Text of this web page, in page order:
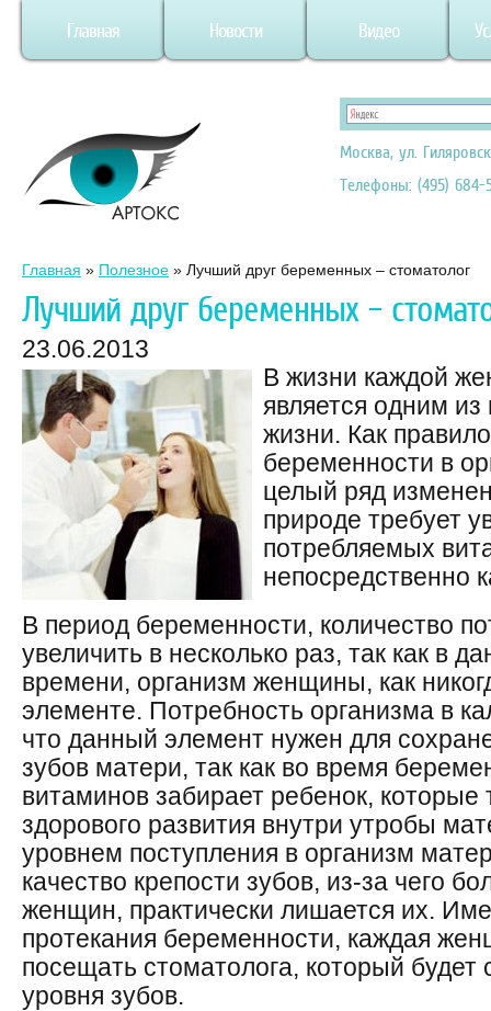
Главная Новости Видео
Москва, ул.
Телефоны: (495) 684-
Главная » Полезное » Лучший друг беременных – стоматолог
Лучший друг беременных –
23.06.2013
В жизни каждой
является одним
жизни. Как
беременности в
целый ряд
природе требует
потребляемых
непосредственно
В период беременности, количество
увеличить в несколько раз, так как в
времени, организм женщины, как
элементе. Потребность организма в
что данный элемент нужен для
зубов матери, так как во время
витаминов забирает ребенок,
здорового развития внутри утробы
уровнем поступления в организм
качество крепости зубов, из-за чего
женщин, практически лишается их.
протекания беременности, каждая
посещать стоматолога, который будет
уровня зубов.